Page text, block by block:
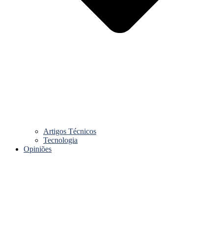
Artigos Técnicos
Tecnologia
Opiniões